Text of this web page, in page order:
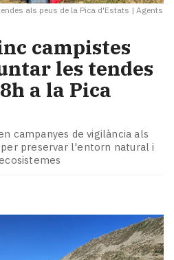
als peus de la Pica d'Estats | Agents
campistes
les tendes
a la Pica
campanyes de vigilància als
preservar l'entorn natural i